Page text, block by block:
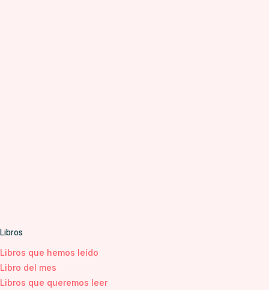
Libros
Libros que hemos leído
Libro del mes
Libros que queremos leer